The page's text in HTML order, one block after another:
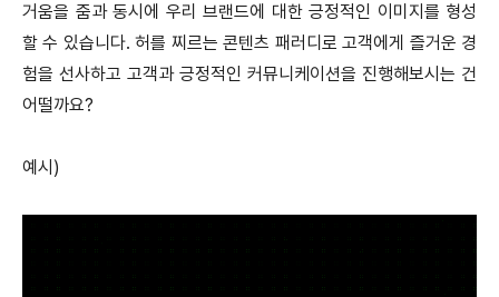
거움을 줌과 동시에 우리 브랜드에 대한 긍정적인 이미지를 형성
할 수 있습니다. 허를 찌르는 콘텐츠 패러디로 고객에게 즐거운 경
험을 선사하고 고객과 긍정적인 커뮤니케이션을 진행해보시는 건
어떨까요?
예시)